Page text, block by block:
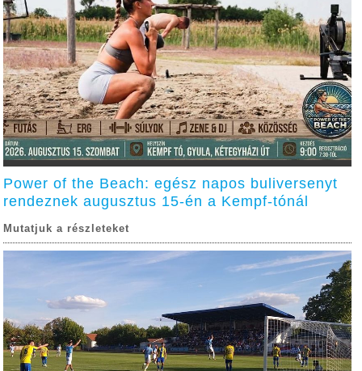
Power of the Beach: egész napos buliversenyt
rendeznek augusztus 15-én a Kempf-tónál
Mutatjuk a részleteket